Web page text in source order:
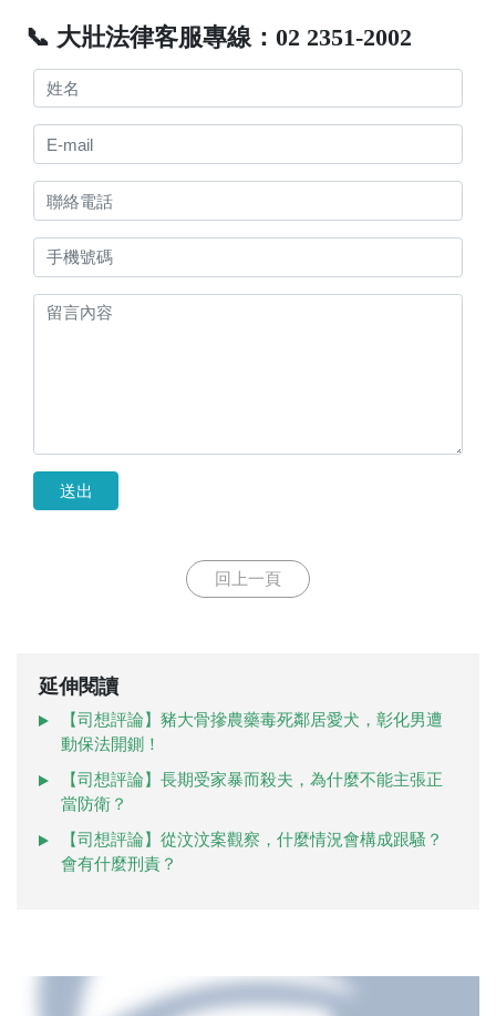
📞 大壯法律客服專線：02 2351-2002
送出
回上一頁
延伸閱讀
【司想評論】豬大骨摻農藥毒死鄰居愛犬，彰化男遭
動保法開鍘！
【司想評論】長期受家暴而殺夫，為什麼不能主張正
當防衛？
【司想評論】從汶汶案觀察，什麼情況會構成跟騷？
會有什麼刑責？